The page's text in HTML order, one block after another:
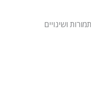
תמורות ושינויים